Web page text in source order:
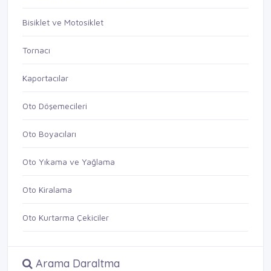
Bisiklet ve Motosiklet
Tornacı
Kaportacılar
Oto Döşemecileri
Oto Boyacıları
Oto Yıkama ve Yağlama
Oto Kiralama
Oto Kurtarma Çekiciler
Arama Daraltma